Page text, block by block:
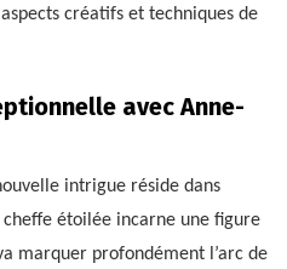
créatifs et techniques de
avec Anne-
intrigue réside dans
cheffe étoilée incarne une figure
marquer profondément l’arc de